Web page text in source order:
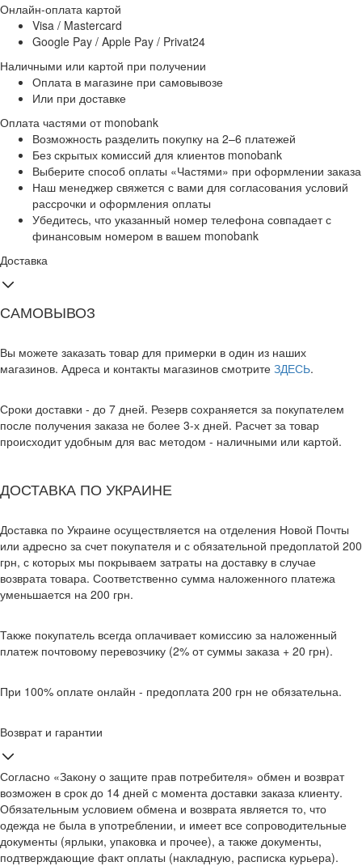
Онлайн-оплата картой
Visa / Mastercard
Google Pay / Apple Pay / Privat24
Наличными или картой при получении
Оплата в магазине при самовывозе
Или при доставке
Оплата частями от monobank
Возможность разделить покупку на 2–6 платежей
Без скрытых комиссий для клиентов monobank
Выберите способ оплаты «Частями» при оформлении заказа
Наш менеджер свяжется с вами для согласования условий
рассрочки и оформления оплаты
Убедитесь, что указанный номер телефона совпадает с
финансовым номером в вашем monobank
Доставка
САМОВЫВОЗ
Вы можете заказать товар для примерки в один из наших
магазинов. Адреса и контакты магазинов смотрите ЗДЕСЬ.
Сроки доставки - до 7 дней. Резерв сохраняется за покупателем
после получения заказа не более 3-х дней. Расчет за товар
происходит удобным для вас методом - наличными или картой.
ДОСТАВКА ПО УКРАИНЕ
Доставка по Украине осуществляется на отделения Новой Почты
или адресно за счет покупателя и с обязательной предоплатой 200
грн, с которых мы покрываем затраты на доставку в случае
возврата товара. Соответственно сумма наложенного платежа
уменьшается на 200 грн.
Также покупатель всегда оплачивает комиссию за наложенный
платеж почтовому перевозчику (2% от суммы заказа + 20 грн).
При 100% оплате онлайн - предоплата 200 грн не обязательна.
Возврат и гарантии
Согласно «Закону о защите прав потребителя» обмен и возврат
возможен в срок до 14 дней с момента доставки заказа клиенту.
Обязательным условием обмена и возврата является то, что
одежда не была в употреблении, и имеет все сопроводительные
документы (ярлыки, упаковка и прочее), а также документы,
подтверждающие факт оплаты (накладную, расписка курьера).